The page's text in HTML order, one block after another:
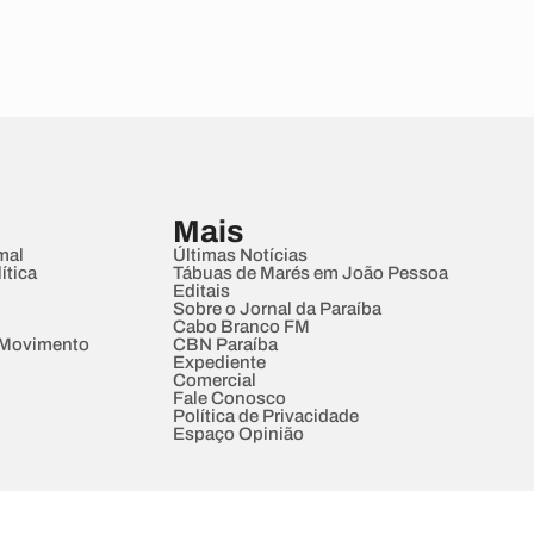
Mais
Últimas Notícias
Tábuas de Marés em João Pessoa
Editais
Sobre o Jornal da Paraíba
Cabo Branco FM
CBN Paraíba
Expediente
Comercial
Fale Conosco
Política de Privacidade
Espaço Opinião